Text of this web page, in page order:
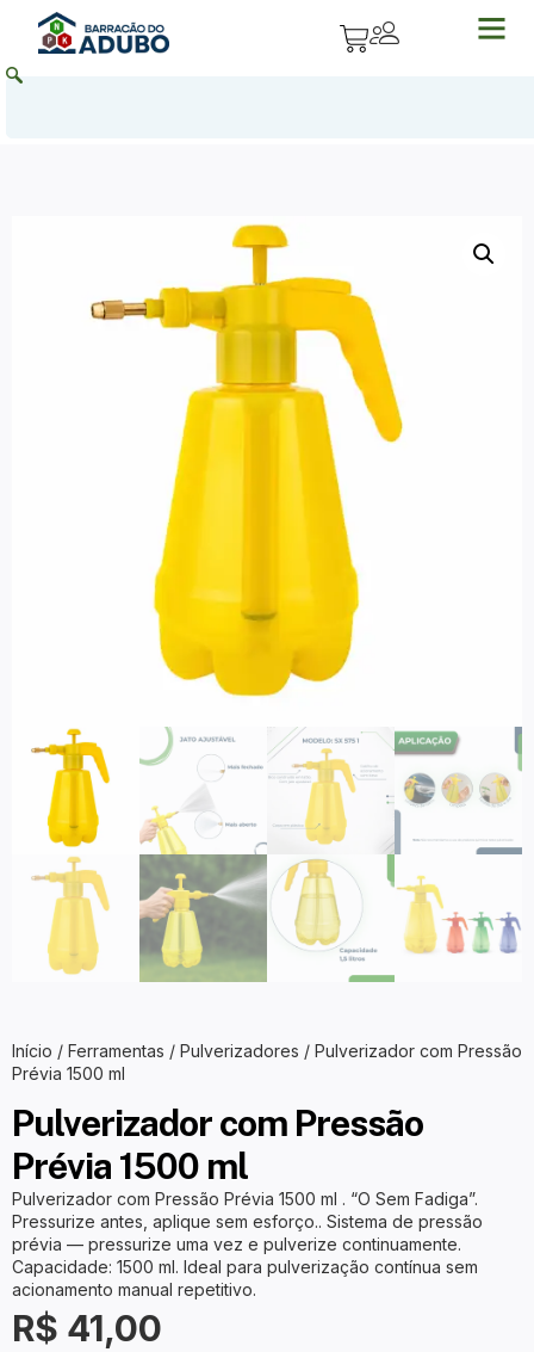
Início / Ferramentas / Pulverizadores / Pulverizador com Pressão
Prévia 1500 ml
Pulverizador com Pressão
Prévia 1500 ml
Pulverizador com Pressão Prévia 1500 ml . “O Sem Fadiga”.
Pressurize antes, aplique sem esforço.. Sistema de pressão
prévia — pressurize uma vez e pulverize continuamente.
Capacidade: 1500 ml. Ideal para pulverização contínua sem
acionamento manual repetitivo.
R$ 41,00